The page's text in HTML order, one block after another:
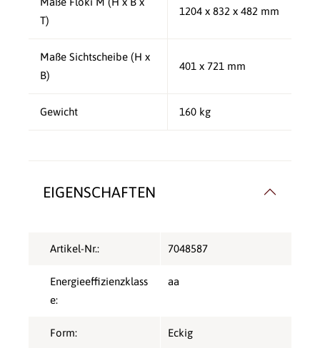
T)
1204 x 832 x 482 mm
Maße Sichtscheibe (H x
B)
401 x 721 mm
Gewicht 160 kg
EIGENSCHAFTEN
Artikel-Nr.: 7048587
Energieeffizienzklass
e:
aa
Form: Eckig